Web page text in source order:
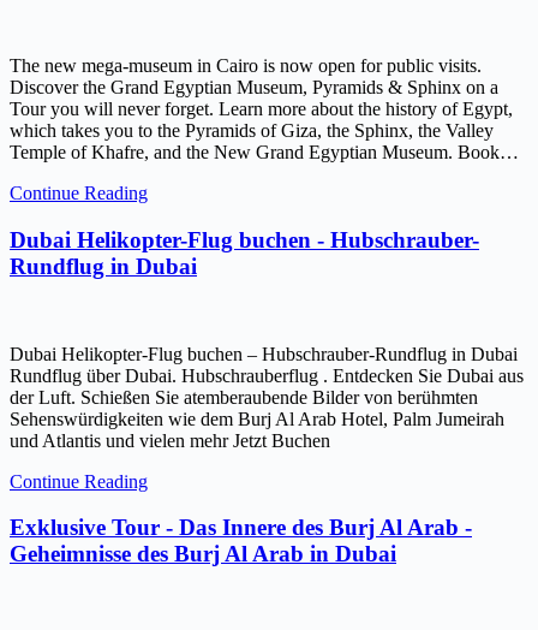
The new mega-museum in Cairo is now open for public visits.
Discover the Grand Egyptian Museum, Pyramids & Sphinx on a
Tour you will never forget. Learn more about the history of Egypt,
which takes you to the Pyramids of Giza, the Sphinx, the Valley
Temple of Khafre, and the New Grand Egyptian Museum. Book…
Continue Reading
Dubai Helikopter-Flug buchen - Hubschrauber-
Rundflug in Dubai
Dubai Helikopter-Flug buchen – Hubschrauber-Rundflug in Dubai
Rundflug über Dubai. Hubschrauberflug . Entdecken Sie Dubai aus
der Luft. Schießen Sie atemberaubende Bilder von berühmten
Sehenswürdigkeiten wie dem Burj Al Arab Hotel, Palm Jumeirah
und Atlantis und vielen mehr Jetzt Buchen
Continue Reading
Exklusive Tour - Das Innere des Burj Al Arab -
Geheimnisse des Burj Al Arab in Dubai